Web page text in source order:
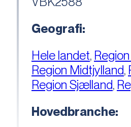
Geografi:
Hele landet,
Region Midtjylland,
Region Sjælland,
Hovedbranche: